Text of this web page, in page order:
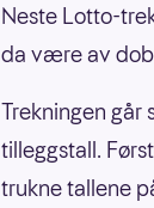
Neste Lotto-
da være av
Trekningen går
tilleggstall.
trukne tallene